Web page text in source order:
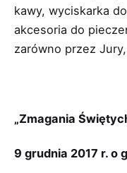
kawy, wyciskarka
akcesoria do
zarówno przez
„Zmagania
9 grudnia 2017 r. o